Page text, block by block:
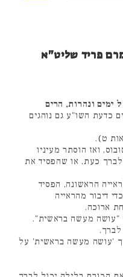
פריד שליט"א
ונהרות, הרים
כדעת השו"ע גם נוהגים
ט).
ואז הוסתר מעיניו
לברך כעת, או שהפסיד את
הראשונה, הפסיד
דיבור מהראייה
ארוכה.
"עושה מעשה בראשית".
'עושה מעשה בראשית' על